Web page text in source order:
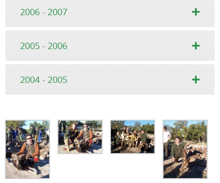
2006 - 2007
2005 - 2006
2004 - 2005